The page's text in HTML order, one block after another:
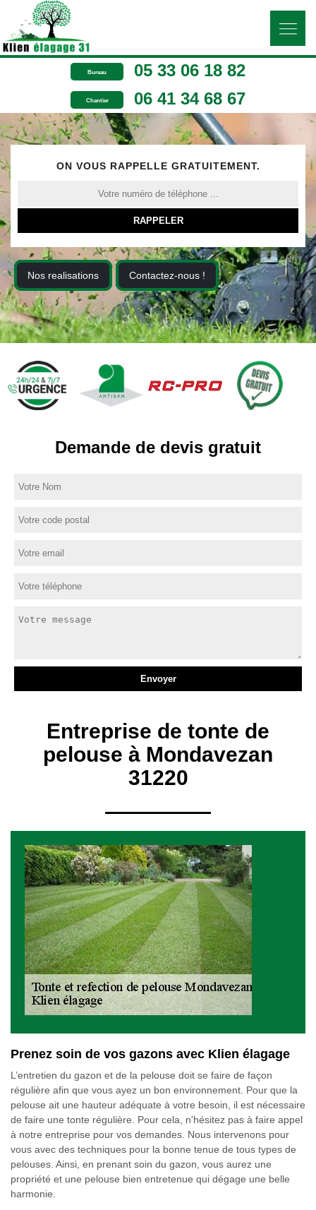
Bureau 05 33 06 18 82
Chantier 06 41 34 68 67
ON VOUS RAPPELLE GRATUITEMENT.
Nos realisations Contactez-nous !
Demande de devis gratuit
Entreprise de tonte de
pelouse à Mondavezan
31220
Prenez soin de vos gazons avec Klien élagage
L’entretien du gazon et de la pelouse doit se faire de façon
régulière afin que vous ayez un bon environnement. Pour que la
pelouse ait une hauteur adéquate à votre besoin, il est nécessaire
de faire une tonte régulière. Pour cela, n'hésitez pas à faire appel
à notre entreprise pour vos demandes. Nous intervenons pour
vous avec des techniques pour la bonne tenue de tous types de
pelouses. Ainsi, en prenant soin du gazon, vous aurez une
propriété et une pelouse bien entretenue qui dégage une belle
harmonie.